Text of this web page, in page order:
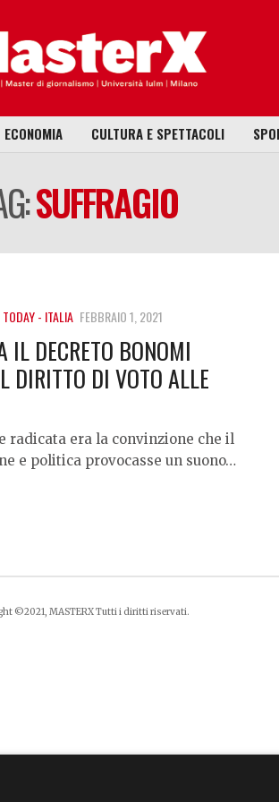
ECONOMIA CULTURA E SPETTACOLI
SUFFRAGIO
TODAY - ITALIA FEBBRAIO 1, 2021
IL DECRETO BONOMI
DIRITTO DI VOTO ALLE
radicata era la convinzione che il
e politica provocasse un suono…
©2021, MASTERX Tutti i diritti riservati.